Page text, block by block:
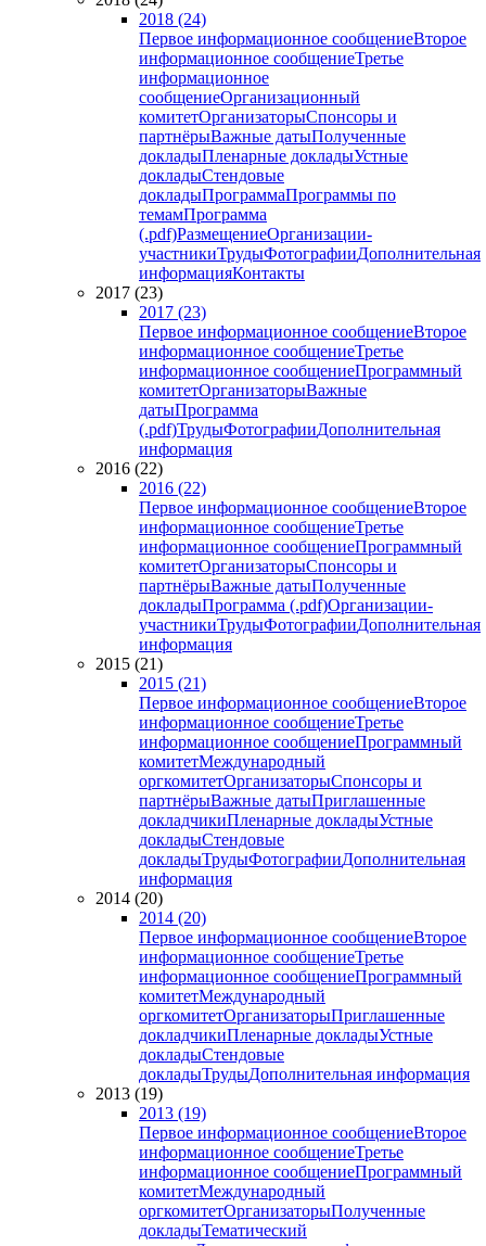
2018 (24)
Первое информационное сообщениеВторое
информационное сообщениеТретье
информационное
сообщениеОрганизационный
комитетОрганизаторыСпонсоры и
партнёрыВажные датыПолученные
докладыПленарные докладыУстные
докладыСтендовые
докладыПрограммаПрограммы по
темамПрограмма
(.pdf)РазмещениеОрганизации-
участникиТрудыФотографииДополнительная
информацияКонтакты
2017 (23)
2017 (23)
Первое информационное сообщениеВторое
информационное сообщениеТретье
информационное сообщениеПрограммный
комитетОрганизаторыВажные
датыПрограмма
(.pdf)ТрудыФотографииДополнительная
информация
2016 (22)
2016 (22)
Первое информационное сообщениеВторое
информационное сообщениеТретье
информационное сообщениеПрограммный
комитетОрганизаторыСпонсоры и
партнёрыВажные датыПолученные
докладыПрограмма (.pdf)Организации-
участникиТрудыФотографииДополнительная
информация
2015 (21)
2015 (21)
Первое информационное сообщениеВторое
информационное сообщениеТретье
информационное сообщениеПрограммный
комитетМеждународный
оргкомитетОрганизаторыСпонсоры и
партнёрыВажные датыПриглашенные
докладчикиПленарные докладыУстные
докладыСтендовые
докладыТрудыФотографииДополнительная
информация
2014 (20)
2014 (20)
Первое информационное сообщениеВторое
информационное сообщениеТретье
информационное сообщениеПрограммный
комитетМеждународный
оргкомитетОрганизаторыПриглашенные
докладчикиПленарные докладыУстные
докладыСтендовые
докладыТрудыДополнительная информация
2013 (19)
2013 (19)
Первое информационное сообщениеВторое
информационное сообщениеТретье
информационное сообщениеПрограммный
комитетМеждународный
оргкомитетОрганизаторыПолученные
докладыТематический